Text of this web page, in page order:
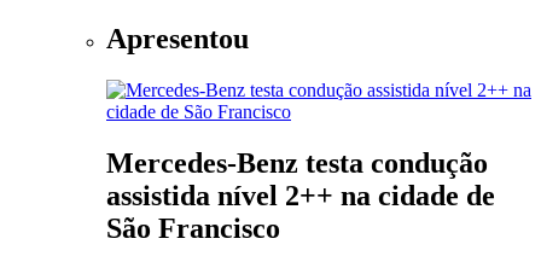
Apresentou
Mercedes-Benz testa condução
assistida nível 2++ na cidade de
São Francisco